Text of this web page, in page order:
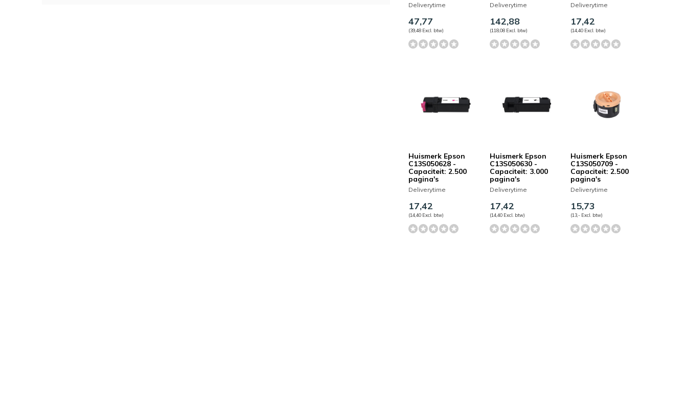
Deliverytime
47,77
(39,48 Excl. btw)
Deliverytime
142,88
(118,08 Excl. btw)
Deliverytime
17,42
(14,40 Excl. btw)
Huismerk Epson
C13S050628 -
Capaciteit: 2.500
pagina's
Deliverytime
17,42
(14,40 Excl. btw)
Huismerk Epson
C13S050630 -
Capaciteit: 3.000
pagina's
Deliverytime
17,42
(14,40 Excl. btw)
Huismerk Epson
C13S050709 -
Capaciteit: 2.500
pagina's
Deliverytime
15,73
(13,- Excl. btw)